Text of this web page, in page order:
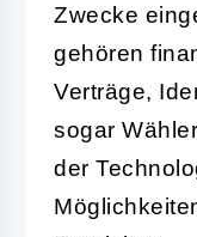
Zwecke
gehören
Verträge,
sogar
der